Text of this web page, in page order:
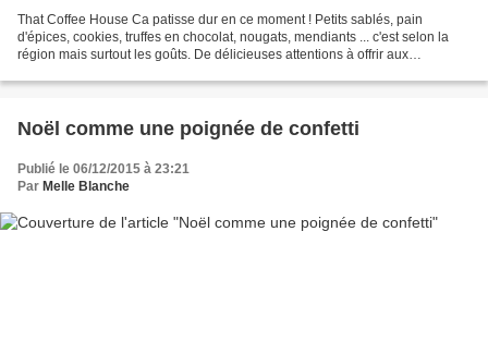
That Coffee House Ca patisse dur en ce moment ! Petits sablés, pain
d'épices, cookies, truffes en chocolat, nougats, mendiants ... c'est selon la
région mais surtout les goûts. De délicieuses attentions à offrir aux
Noël comme une poignée de confetti
Publié le 06/12/2015 à 23:21
Par Melle Blanche